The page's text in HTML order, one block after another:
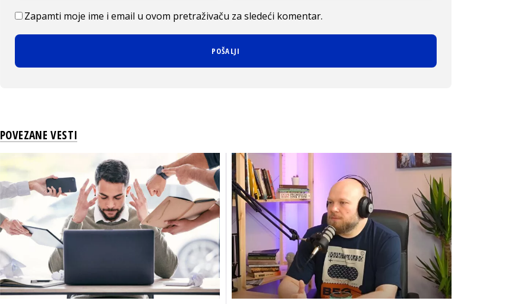
Zapamti moje ime i email u ovom pretraživaču za sledeći komentar.
POVEZANE VESTI